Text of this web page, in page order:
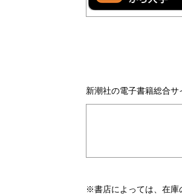
新潮社の電子書籍総合
※書店によっては、在庫